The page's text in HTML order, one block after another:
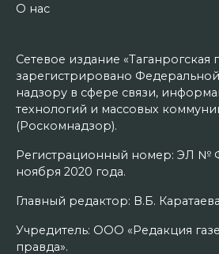
О нас
Сетевое издание «Таганрогская
зарегистрировано
надзору в сфере связи,
технологий и массовых
(Роскомнадзор).
Регистрационный номер: ЭЛ №
ноября 2020 года.
Главный редактор: В.Б.
Учредитель: ООО «Редакция
правда».